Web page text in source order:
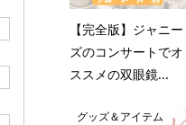
【完全版】ジャニー
ズのコンサートでオ
ススメの双眼鏡...
グッズ＆アイテム